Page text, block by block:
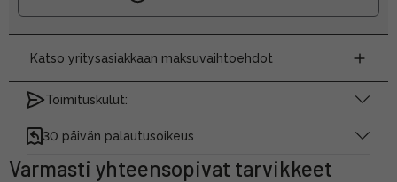
Katso yritysasiakkaan maksuvaihtoehdot
Toimituskulut:
30 päivän palautusoikeus
Varmasti yhteensopivat tarvikkeet